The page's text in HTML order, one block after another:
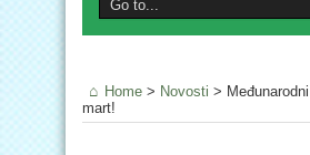
Home > Novosti >
mart!